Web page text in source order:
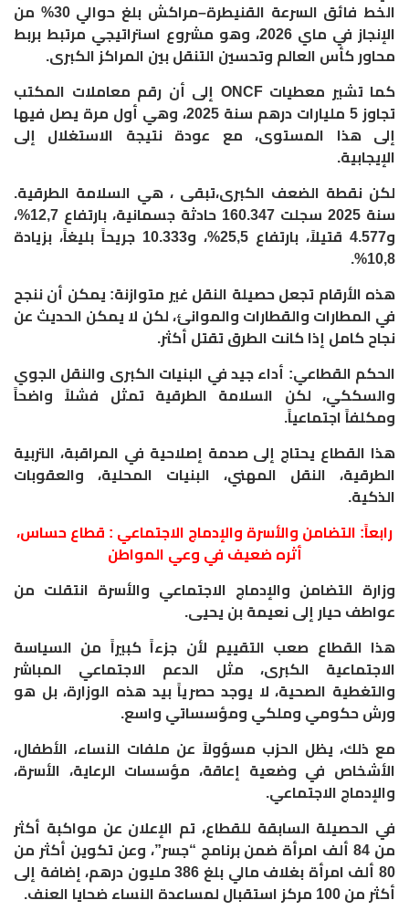
الخط فائق السرعة القنيطرة–مراكش بلغ حوالي 30% من
الإنجاز في ماي 2026، وهو مشروع استراتيجي مرتبط بربط
محاور كأس العالم وتحسين التنقل بين المراكز الكبرى.
كما تشير معطيات ONCF إلى أن رقم معاملات المكتب
تجاوز 5 مليارات درهم سنة 2025، وهي أول مرة يصل فيها
إلى هذا المستوى، مع عودة نتيجة الاستغلال إلى
الإيجابية.
لكن نقطة الضعف الكبرى،تبقى ، هي السلامة الطرقية.
سنة 2025 سجلت 160.347 حادثة جسمانية، بارتفاع 12,7%،
و4.577 قتيلاً، بارتفاع 25,5%، و10.333 جريحاً بليغاً، بزيادة
10,8%.
هذه الأرقام تجعل حصيلة النقل غير متوازنة: يمكن أن ننجح
في المطارات والقطارات والموانئ، لكن لا يمكن الحديث عن
نجاح كامل إذا كانت الطرق تقتل أكثر.
الحكم القطاعي: أداء جيد في البنيات الكبرى والنقل الجوي
والسككي، لكن السلامة الطرقية تمثل فشلاً واضحاً
ومكلفاً اجتماعياً.
هذا القطاع يحتاج إلى صدمة إصلاحية في المراقبة، التربية
الطرقية، النقل المهني، البنيات المحلية، والعقوبات
الذكية.
رابعاً: التضامن والأسرة والإدماج الاجتماعي : قطاع حساس،
أثره ضعيف في وعي المواطن
وزارة التضامن والإدماج الاجتماعي والأسرة انتقلت من
عواطف حيار إلى نعيمة بن يحيى.
هذا القطاع صعب التقييم لأن جزءاً كبيراً من السياسة
الاجتماعية الكبرى، مثل الدعم الاجتماعي المباشر
والتغطية الصحية، لا يوجد حصرياً بيد هذه الوزارة، بل هو
ورش حكومي وملكي ومؤسساتي واسع.
مع ذلك، يظل الحزب مسؤولاً عن ملفات النساء، الأطفال،
الأشخاص في وضعية إعاقة، مؤسسات الرعاية، الأسرة،
والإدماج الاجتماعي.
في الحصيلة السابقة للقطاع، تم الإعلان عن مواكبة أكثر
من 84 ألف امرأة ضمن برنامج “جسر”، وعن تكوين أكثر من
80 ألف امرأة بغلاف مالي بلغ 386 مليون درهم، إضافة إلى
أكثر من 100 مركز استقبال لمساعدة النساء ضحايا العنف.